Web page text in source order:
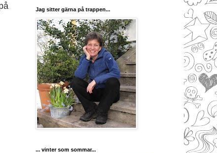
Jag sitter gärna på trappen...
... vinter som sommar...